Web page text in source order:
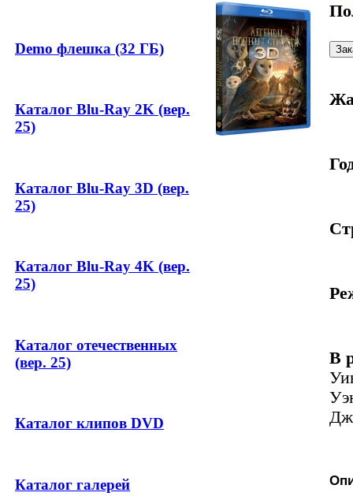
Demo флешка (32 ГБ)
Каталог Blu-Ray 2K (вер.
25)
Каталог Blu-Ray 3D (вер.
25)
Каталог Blu-Ray 4K (вер.
25)
Каталог отечественных
(вер. 25)
Каталог клипов DVD
Каталог галерей
В